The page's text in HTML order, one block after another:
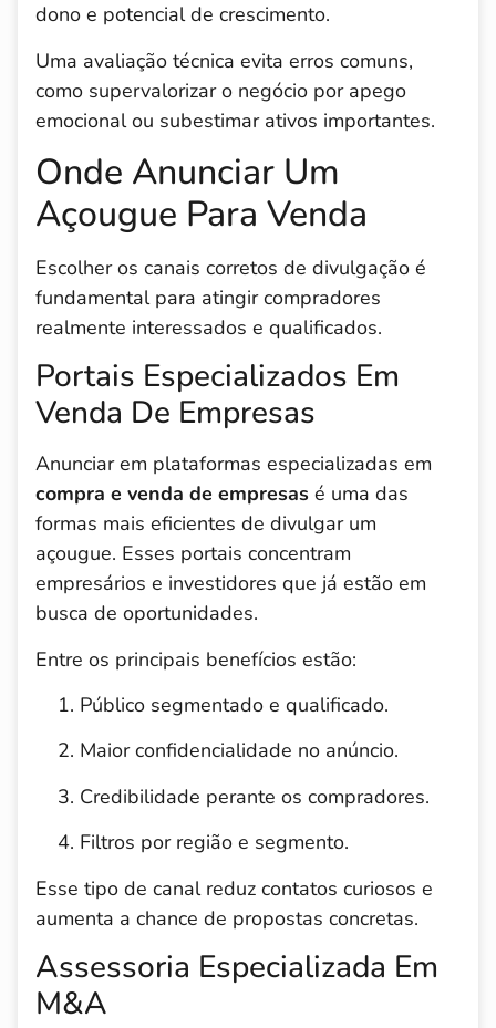
dono e potencial de crescimento.
Uma avaliação técnica evita erros comuns,
como supervalorizar o negócio por apego
emocional ou subestimar ativos importantes.
Onde Anunciar Um
Açougue Para Venda
Escolher os canais corretos de divulgação é
fundamental para atingir compradores
realmente interessados e qualificados.
Portais Especializados Em
Venda De Empresas
Anunciar em plataformas especializadas em
compra e venda de empresas é uma das
formas mais eficientes de divulgar um
açougue. Esses portais concentram
empresários e investidores que já estão em
busca de oportunidades.
Entre os principais benefícios estão:
Público segmentado e qualificado.
Maior confidencialidade no anúncio.
Credibilidade perante os compradores.
Filtros por região e segmento.
Esse tipo de canal reduz contatos curiosos e
aumenta a chance de propostas concretas.
Assessoria Especializada Em
M&A